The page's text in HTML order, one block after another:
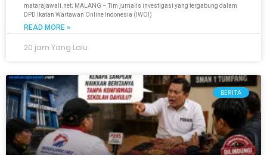
matarajawali.net; MALANG – Tim jurnalis investigasi yang tergabung dalam
DPD Ikatan Wartawan Online Indonesia (IWOI)
READ MORE »
20 jam Yang Lalu
BERITA